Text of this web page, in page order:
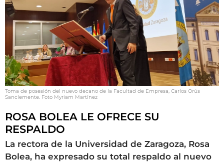
Toma de posesión del nuevo decano de la Facultad de Empresa, Carlos Orús
Sanclemente. Foto Myriam Martínez
ROSA BOLEA LE OFRECE SU
RESPALDO
La rectora de la Universidad de Zaragoza, Rosa
Bolea, ha expresado su total respaldo al nuevo